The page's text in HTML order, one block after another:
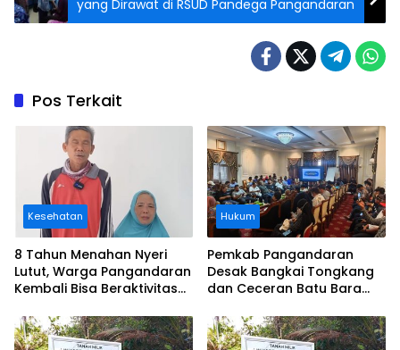
yang Dirawat di RSUD Pandega Pangandaran
Pos Terkait
Kesehatan
8 Tahun Menahan Nyeri
Lutut, Warga Pangandaran
Kembali Bisa Beraktivitas
Ditanggung BPJS
Hukum
Pemkab Pangandaran
Desak Bangkai Tongkang
dan Ceceran Batu Bara
Buruknya Koordinasi
Perusahaan